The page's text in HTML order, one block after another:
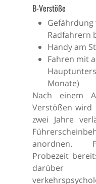
B-Verstöße
Radfahrern
Handy am
Fahren mit
Monate)
Nach einem
Verstößen wird
zwei Jahre
anordnen.
Probezeit